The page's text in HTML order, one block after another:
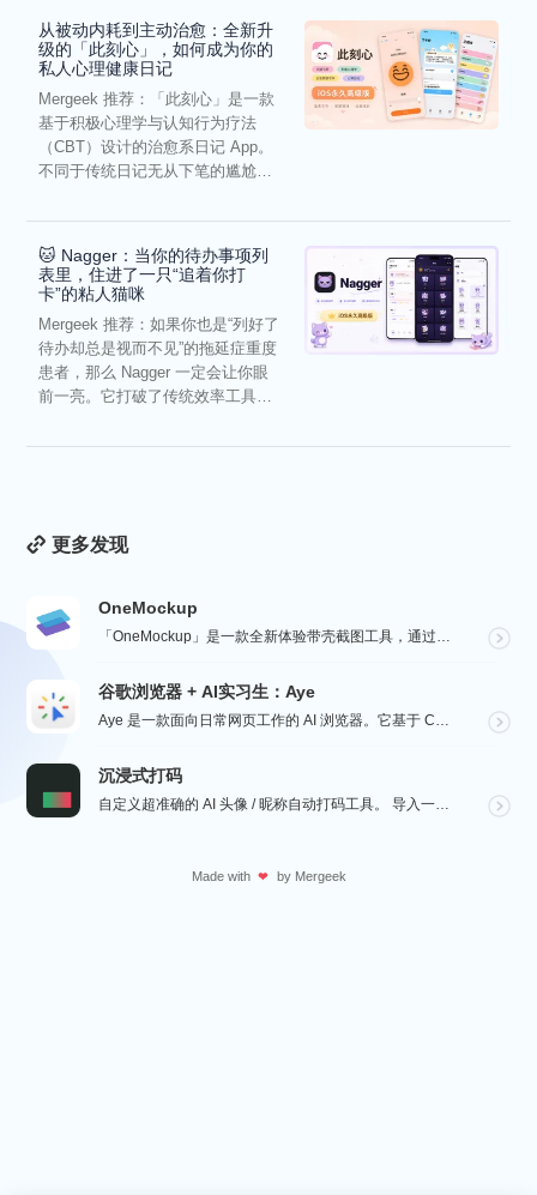
从被动内耗到主动治愈：全新升
级的「此刻心」，如何成为你的
私人心理健康日记
Mergeek 推荐：「此刻心」是一款
基于积极心理学与认知行为疗法
（CBT）设计的治愈系日记 App。
不同于传统日记无从下笔的尴尬，
🐱 Nagger：当你的待办事项列
表里，住进了一只“追着你打
卡”的粘人猫咪
Mergeek 推荐：如果你也是“列好了
待办却总是视而不见”的拖延症重度
患者，那么 Nagger 一定会让你眼
前一亮。它打破了传统效率工具冰
更多发现
OneMockup
「OneMockup」是一款全新体验带壳截图工具，通过导入个人照片和丰富的设备模型，用户可以轻松创建...
谷歌浏览器 + AI实习生：Aye
Aye 是一款面向日常网页工作的 AI 浏览器。它基于 Chromium 构建，保留接近谷歌浏览器的...
沉浸式打码
自定义超准确的 AI 头像 / 昵称自动打码工具。 导入一张微信聊天截图，或者抖音/小红书/微博评论...
Made with ❤ by Mergeek